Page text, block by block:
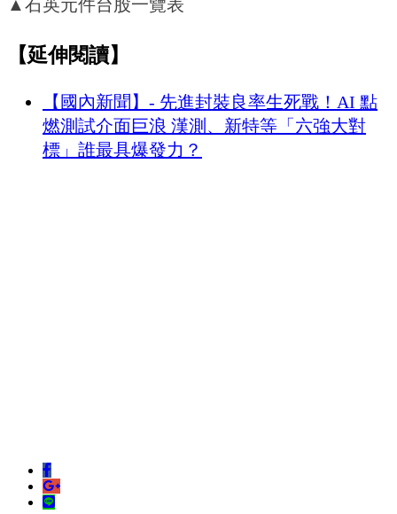
▲石英元件台股一覽表
【延伸閱讀】
【國內新聞】- 先進封裝良率生死戰！AI 點
燃測試介面巨浪 漢測、新特等「六強大對
標」誰最具爆發力？